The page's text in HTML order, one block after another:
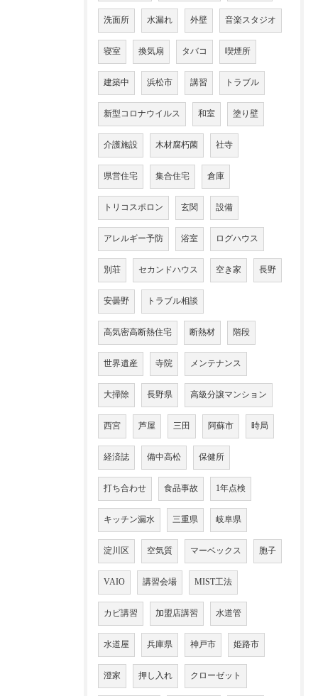
洗面所 水漏れ 外壁 音楽スタジオ
寝室 換気扇 タバコ 喫煙所
建築中 浜松市 講習 トラブル
新型コロナウイルス 和室 塗り壁
介護施設 木材腐朽菌 社寺
県営住宅 集合住宅 倉庫
トリコスポロン 玄関 設備
アレルギー予防 浴室 ログハウス
別荘 セカンドハウス 空き家 長野
安曇野 トラブル相談
高気密高断熱住宅 断熱材 階段
世界遺産 寺院 メンテナンス
大掃除 長野県 高級分譲マンション
西宮 芦屋 三田 阿蘇市 時局
経済誌 備中高松 保健所
打ち合わせ 食品事故 1年点検
キッチン漏水 三重県 岐阜県
淀川区 空気質 マーベックス 胞子
VAIO 講習会場 MIST工法
カビ講習 加盟店講習 水道管
水道屋 兵庫県 神戸市 姫路市
澄家 押し入れ クローゼット